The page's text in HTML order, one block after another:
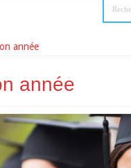
année
année